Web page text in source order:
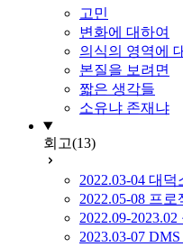
고민
변화에 대하여
의식의 영역에
본질을 보려면
짧은 생각들
소유냐 존재냐
회고(13)
2022.03-04 대
2022.05-08 프
2022.09-
2023.03-07